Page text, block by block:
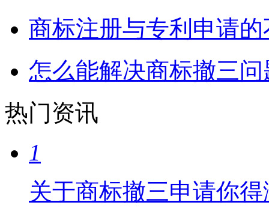
商标注册与专利申请
怎么能解决商标撤三问
热门资讯
1
关于商标撤三申请你